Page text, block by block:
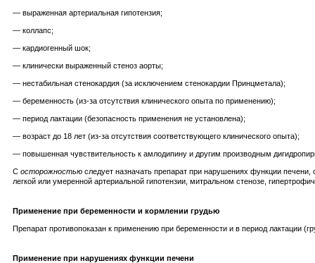
— выраженная артериальная гипотензия;
— коллапс;
— кардиогенный шок;
— клинически выраженный стеноз аорты;
— нестабильная стенокардия (за исключением стенокардии Принцметала);
— беременность (из-за отсутствия клинического опыта по применению);
— период лактации (безопасность применения не установлена);
— возраст до 18 лет (из-за отсутствия соответствующего клинического опыта);
— повышенная чувствительность к амлодипину и другим производным
С осторожностью следует назначать препарат при нарушениях функции
легкой или умеренной артериальной гипотензии, митральном стенозе,
Применение при беременности и кормлении грудью
Препарат противопоказан к применению при беременности и в период лактации
Применение при нарушениях функции печени